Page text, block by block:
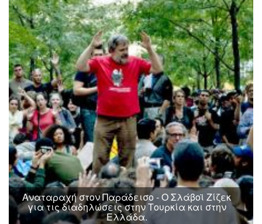
Αναταραχή στον Παράδεισο - Ο Σλάβοϊ Ζίζεκ
για τις διαδηλώσεις στην Τουρκία και στην
Ελλάδα.